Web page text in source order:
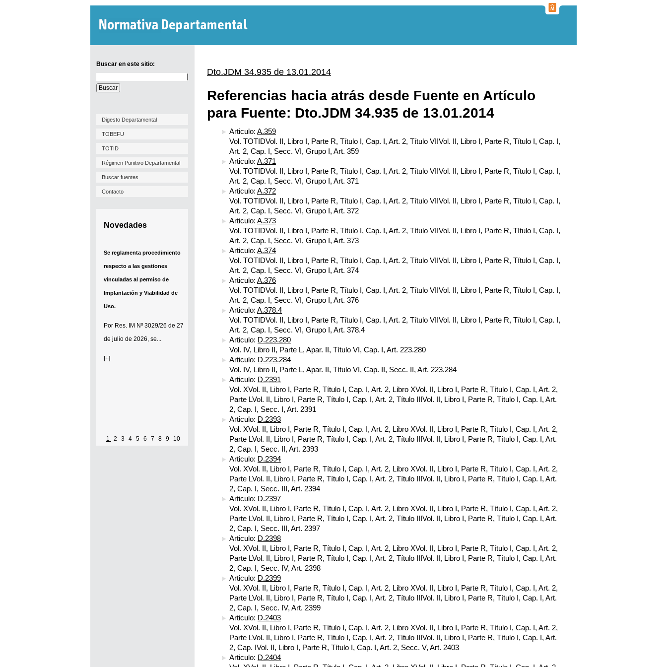
Buscar en este sitio:
en
este
sitio:
Digesto Departamental
TOBEFU
TOTID
Régimen Punitivo Departamental
Buscar fuentes
Contacto
Novedades
Se reglamenta procedimiento
respecto a las gestiones
vinculadas al permiso de
Implantación y Viabilidad de
Uso.
Por Res. IM Nº 3029/26 de 27
de julio de 2026, se...
[+]
1 2 3 4 5 6 7 8 9 10
Dto.JDM 34.935 de 13.01.2014
Referencias hacia atrás desde Fuente en Artículo
para Fuente: Dto.JDM 34.935 de 13.01.2014
Articulo: A.359
Vol. TOTIDVol. II, Libro I, Parte R, Título I, Cap. I, Art. 2, Título VIIVol. II, Libro I, Parte R, Título I, Cap. I,
Art. 2, Cap. I, Secc. VI, Grupo I, Art. 359
Articulo: A.371
Vol. TOTIDVol. II, Libro I, Parte R, Título I, Cap. I, Art. 2, Título VIIVol. II, Libro I, Parte R, Título I, Cap. I,
Art. 2, Cap. I, Secc. VI, Grupo I, Art. 371
Articulo: A.372
Vol. TOTIDVol. II, Libro I, Parte R, Título I, Cap. I, Art. 2, Título VIIVol. II, Libro I, Parte R, Título I, Cap. I,
Art. 2, Cap. I, Secc. VI, Grupo I, Art. 372
Articulo: A.373
Vol. TOTIDVol. II, Libro I, Parte R, Título I, Cap. I, Art. 2, Título VIIVol. II, Libro I, Parte R, Título I, Cap. I,
Art. 2, Cap. I, Secc. VI, Grupo I, Art. 373
Articulo: A.374
Vol. TOTIDVol. II, Libro I, Parte R, Título I, Cap. I, Art. 2, Título VIIVol. II, Libro I, Parte R, Título I, Cap. I,
Art. 2, Cap. I, Secc. VI, Grupo I, Art. 374
Articulo: A.376
Vol. TOTIDVol. II, Libro I, Parte R, Título I, Cap. I, Art. 2, Título VIIVol. II, Libro I, Parte R, Título I, Cap. I,
Art. 2, Cap. I, Secc. VI, Grupo I, Art. 376
Articulo: A.378.4
Vol. TOTIDVol. II, Libro I, Parte R, Título I, Cap. I, Art. 2, Título VIIVol. II, Libro I, Parte R, Título I, Cap. I,
Art. 2, Cap. I, Secc. VI, Grupo I, Art. 378.4
Articulo: D.223.280
Vol. IV, Libro II, Parte L, Apar. II, Título VI, Cap. I, Art. 223.280
Articulo: D.223.284
Vol. IV, Libro II, Parte L, Apar. II, Título VI, Cap. II, Secc. II, Art. 223.284
Articulo: D.2391
Vol. XVol. II, Libro I, Parte R, Título I, Cap. I, Art. 2, Libro XVol. II, Libro I, Parte R, Título I, Cap. I, Art. 2,
Parte LVol. II, Libro I, Parte R, Título I, Cap. I, Art. 2, Título IIIVol. II, Libro I, Parte R, Título I, Cap. I, Art.
2, Cap. I, Secc. I, Art. 2391
Articulo: D.2393
Vol. XVol. II, Libro I, Parte R, Título I, Cap. I, Art. 2, Libro XVol. II, Libro I, Parte R, Título I, Cap. I, Art. 2,
Parte LVol. II, Libro I, Parte R, Título I, Cap. I, Art. 2, Título IIIVol. II, Libro I, Parte R, Título I, Cap. I, Art.
2, Cap. I, Secc. II, Art. 2393
Articulo: D.2394
Vol. XVol. II, Libro I, Parte R, Título I, Cap. I, Art. 2, Libro XVol. II, Libro I, Parte R, Título I, Cap. I, Art. 2,
Parte LVol. II, Libro I, Parte R, Título I, Cap. I, Art. 2, Título IIIVol. II, Libro I, Parte R, Título I, Cap. I, Art.
2, Cap. I, Secc. III, Art. 2394
Articulo: D.2397
Vol. XVol. II, Libro I, Parte R, Título I, Cap. I, Art. 2, Libro XVol. II, Libro I, Parte R, Título I, Cap. I, Art. 2,
Parte LVol. II, Libro I, Parte R, Título I, Cap. I, Art. 2, Título IIIVol. II, Libro I, Parte R, Título I, Cap. I, Art.
2, Cap. I, Secc. III, Art. 2397
Articulo: D.2398
Vol. XVol. II, Libro I, Parte R, Título I, Cap. I, Art. 2, Libro XVol. II, Libro I, Parte R, Título I, Cap. I, Art. 2,
Parte LVol. II, Libro I, Parte R, Título I, Cap. I, Art. 2, Título IIIVol. II, Libro I, Parte R, Título I, Cap. I, Art.
2, Cap. I, Secc. IV, Art. 2398
Articulo: D.2399
Vol. XVol. II, Libro I, Parte R, Título I, Cap. I, Art. 2, Libro XVol. II, Libro I, Parte R, Título I, Cap. I, Art. 2,
Parte LVol. II, Libro I, Parte R, Título I, Cap. I, Art. 2, Título IIIVol. II, Libro I, Parte R, Título I, Cap. I, Art.
2, Cap. I, Secc. IV, Art. 2399
Articulo: D.2403
Vol. XVol. II, Libro I, Parte R, Título I, Cap. I, Art. 2, Libro XVol. II, Libro I, Parte R, Título I, Cap. I, Art. 2,
Parte LVol. II, Libro I, Parte R, Título I, Cap. I, Art. 2, Título IIIVol. II, Libro I, Parte R, Título I, Cap. I, Art.
2, Cap. IVol. II, Libro I, Parte R, Título I, Cap. I, Art. 2, Secc. V, Art. 2403
Articulo: D.2404